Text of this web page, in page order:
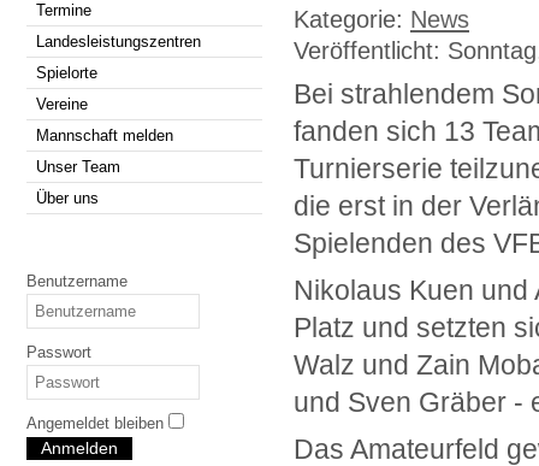
Termine
Landesleistungszentren
Spielorte
Vereine
Mannschaft melden
Unser Team
Über uns
Benutzername
Passwort
Angemeldet bleiben
Anmelden
Kategorie: News
Veröffentlicht:
Bei strahlendem
fanden sich 13
Turnierserie
die erst in der
Spielenden des
Nikolaus Kuen
Platz und setzten
Walz und Zain
und Sven Gräber -
Das Amateurfeld